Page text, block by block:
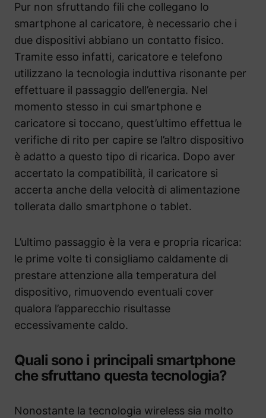
Pur non sfruttando fili che collegano lo
smartphone al caricatore, è necessario che i
due dispositivi abbiano un contatto fisico.
Tramite esso infatti, caricatore e telefono
utilizzano la tecnologia induttiva risonante per
effettuare il passaggio dell’energia. Nel
momento stesso in cui smartphone e
caricatore si toccano, quest’ultimo effettua le
verifiche di rito per capire se l’altro dispositivo
è adatto a questo tipo di ricarica. Dopo aver
accertato la compatibilità, il caricatore si
accerta anche della velocità di alimentazione
tollerata dallo smartphone o tablet.
L’ultimo passaggio è la vera e propria ricarica:
le prime volte ti consigliamo caldamente di
prestare attenzione alla temperatura del
dispositivo, rimuovendo eventuali cover
qualora l’apparecchio risultasse
eccessivamente caldo.
Quali sono i principali smartphone
che sfruttano questa tecnologia?
Nonostante la tecnologia wireless sia molto